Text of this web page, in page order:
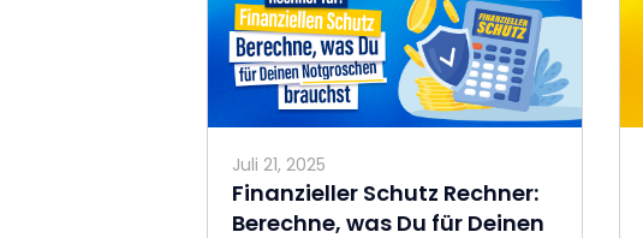
Juli 21, 2025
Finanzieller Schutz Rechner:
Berechne, was Du für Deinen